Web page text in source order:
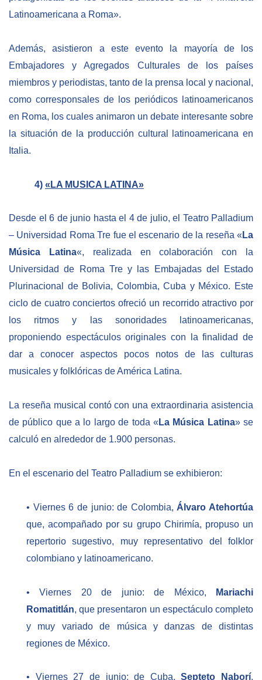
Latinoamericana a Roma».
Además, asistieron a este evento la mayoría de los
Embajadores y Agregados Culturales de los países
miembros y periodistas, tanto de la prensa local y nacional,
como corresponsales de los periódicos latinoamericanos
en Roma, los cuales animaron un debate interesante sobre
la situación de la producción cultural latinoamericana en
Italia.
4) «LA MUSICA LATINA»
Desde el 6 de junio hasta el 4 de julio, el Teatro Palladium
– Universidad Roma Tre fue el escenario de la reseña « La
Música Latina«, realizada en colaboración con la
Universidad de Roma Tre y las Embajadas del Estado
Plurinacional de Bolivia, Colombia, Cuba y México. Este
ciclo de cuatro conciertos ofreció un recorrido atractivo por
los ritmos y las sonoridades latinoamericanas,
proponiendo espectáculos originales con la finalidad de
dar a conocer aspectos pocos notos de las culturas
musicales y folklóricas de América Latina.
La reseña musical contó con una extraordinaria asistencia
de público que a lo largo de toda « La Música Latina» se
calculó en alrededor de 1.900 personas.
En el escenario del Teatro Palladium se exhibieron:
• Viernes 6 de junio: de Colombia, Álvaro Atehortúa
que, acompañado por su grupo Chirimía, propuso un
repertorio sugestivo, muy representativo del folklor
colombiano y latinoamericano.
• Viernes 20 de junio: de México,
Mariachi
Romatitlán, que presentaron un espectáculo completo
y muy variado de música y danzas de distintas
regiones de México.
• Viernes 27 de junio: de Cuba,Septeto Naborí,